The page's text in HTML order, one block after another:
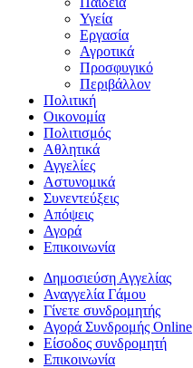
Υγεία
Εργασία
Αγροτικά
Προσφυγικό
Περιβάλλον
Πολιτική
Οικονομία
Πολιτισμός
Αθλητικά
Αγγελίες
Αστυνομικά
Συνεντεύξεις
Απόψεις
Αγορά
Επικοινωνία
Δημοσιεύση Αγγελίας
Αναγγελία Γάμου
Γίνετε συνδρομητής
Αγορά Συνδρομής Online
Είσοδος συνδρομητή
Επικοινωνία